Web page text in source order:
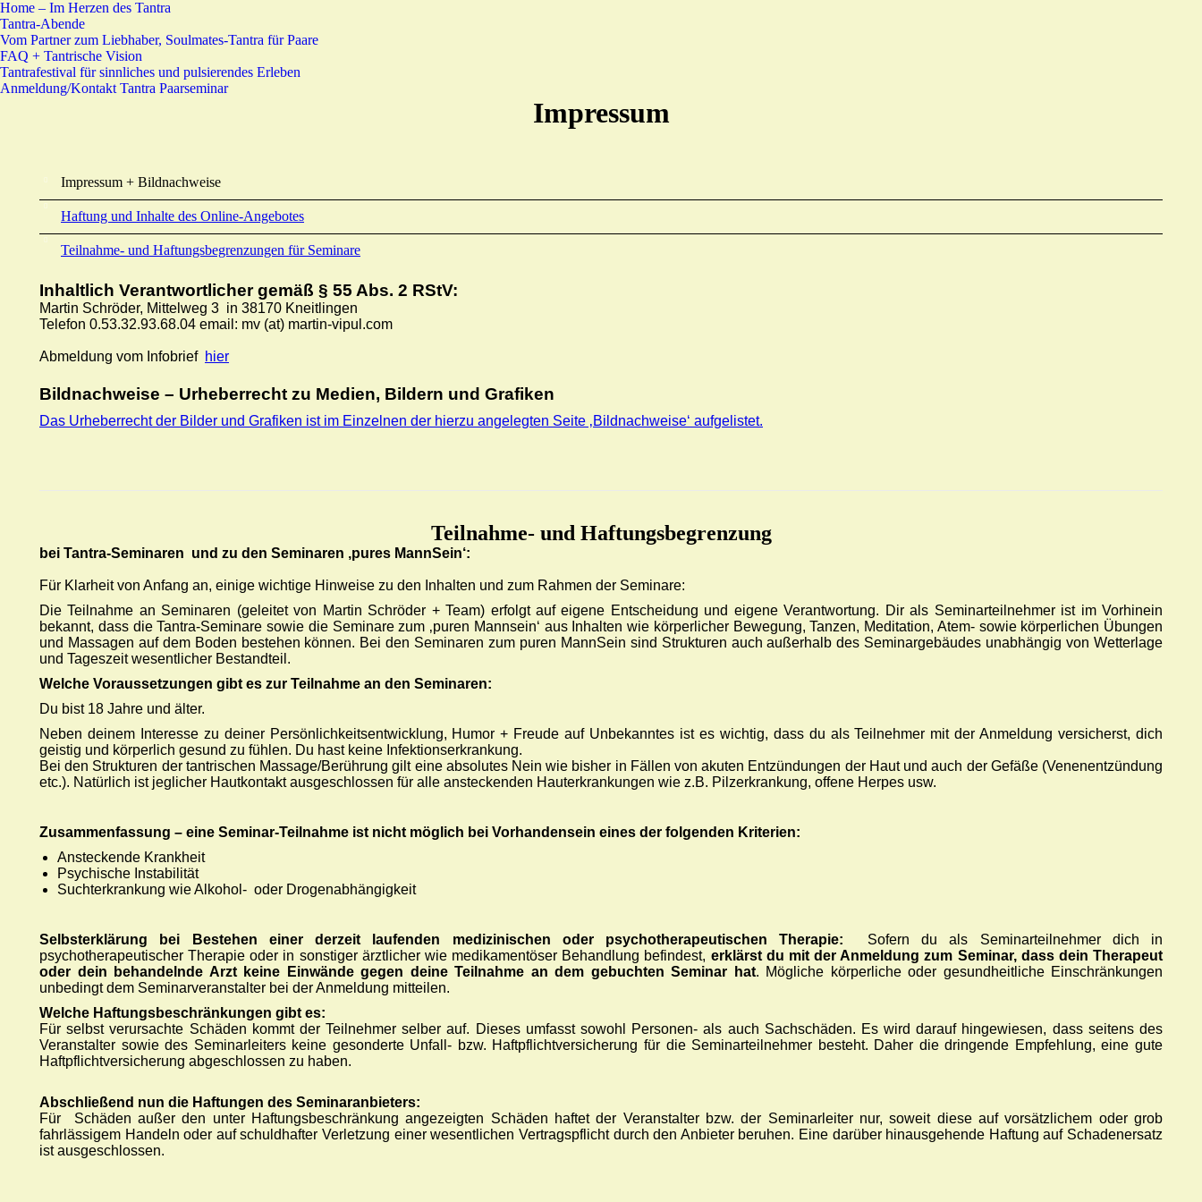
Home – Im Herzen des Tantra
Tantra-Abende
Vom Partner zum Liebhaber, Soulmates-Tantra für Paare
FAQ + Tantrische Vision
Tantrafestival für sinnliches und pulsierendes Erleben
Anmeldung/Kontakt Tantra Paarseminar
Impressum
Impressum + Bildnachweise
Haftung und Inhalte des Online-Angebotes
Teilnahme- und Haftungsbegrenzungen für Seminare
Inhaltlich Verantwortlicher gemäß § 55 Abs. 2 RStV:
Martin Schröder, Mittelweg 3 in 38170 Kneitlingen
Telefon 0.53.32.93.68.04 email: mv (at) martin-vipul.com
Abmeldung vom Infobrief hier
Bildnachweise – Urheberrecht zu Medien, Bildern und Grafiken
Das Urheberrecht der Bilder und Grafiken ist im Einzelnen der hierzu angelegten Seite ‚Bildnachweise‘ aufgelistet.
Teilnahme- und Haftungsbegrenzung
bei Tantra-Seminaren und zu den Seminaren ‚pures MannSein‘:
Für Klarheit von Anfang an, einige wichtige Hinweise zu den Inhalten und zum Rahmen der Seminare:
Die Teilnahme an Seminaren (geleitet von Martin Schröder + Team) erfolgt auf eigene Entscheidung und eigene Verantwortung. Dir als Seminarteilnehmer ist im Vorhinein
bekannt, dass die Tantra-Seminare sowie die Seminare zum ‚puren Mannsein‘ aus Inhalten wie körperlicher Bewegung, Tanzen, Meditation, Atem- sowie körperlichen Übungen
und Massagen auf dem Boden bestehen können. Bei den Seminaren zum puren MannSein sind Strukturen auch außerhalb des Seminargebäudes unabhängig von Wetterlage
und Tageszeit wesentlicher Bestandteil.
Welche Voraussetzungen gibt es zur Teilnahme an den Seminaren:
Du bist 18 Jahre und älter.
Neben deinem Interesse zu deiner Persönlichkeitsentwicklung, Humor + Freude auf Unbekanntes ist es wichtig, dass du als Teilnehmer mit der Anmeldung versicherst, dich
geistig und körperlich gesund zu fühlen. Du hast keine Infektionserkrankung.
Bei den Strukturen der tantrischen Massage/Berührung gilt eine absolutes Nein wie bisher in Fällen von akuten Entzündungen der Haut und auch der Gefäße (Venenentzündung
etc.). Natürlich ist jeglicher Hautkontakt ausgeschlossen für alle ansteckenden Hauterkrankungen wie z.B. Pilzerkrankung, offene Herpes usw.
Zusammenfassung – eine Seminar-Teilnahme ist nicht möglich bei Vorhandensein eines der folgenden Kriterien:
Ansteckende Krankheit
Psychische Instabilität
Suchterkrankung wie Alkohol- oder Drogenabhängigkeit
Selbsterklärung bei Bestehen einer derzeit laufenden medizinischen oder psychotherapeutischen Therapie:
Sofern du als Seminarteilnehmer dich in
psychotherapeutischer Therapie oder in sonstiger ärztlicher wie medikamentöser Behandlung befindest, erklärst du mit der Anmeldung zum Seminar, dass dein Therapeut
oder dein behandelnde Arzt keine Einwände gegen deine Teilnahme an dem gebuchten Seminar hat. Mögliche körperliche oder gesundheitliche Einschränkungen
unbedingt dem Seminarveranstalter bei der Anmeldung mitteilen.
Welche Haftungsbeschränkungen gibt es:
Für selbst verursachte Schäden kommt der Teilnehmer selber auf. Dieses umfasst sowohl Personen- als auch Sachschäden. Es wird darauf hingewiesen, dass seitens des
Veranstalter sowie des Seminarleiters keine gesonderte Unfall- bzw. Haftpflichtversicherung für die Seminarteilnehmer besteht. Daher die dringende Empfehlung, eine gute
Haftpflichtversicherung abgeschlossen zu haben.
Abschließend nun die Haftungen des Seminaranbieters:
Für Schäden außer den unter Haftungsbeschränkung angezeigten Schäden haftet der Veranstalter bzw. der Seminarleiter nur, soweit diese auf vorsätzlichem oder grob
fahrlässigem Handeln oder auf schuldhafter Verletzung einer wesentlichen Vertragspflicht durch den Anbieter beruhen. Eine darüber hinausgehende Haftung auf Schadenersatz
ist ausgeschlossen.